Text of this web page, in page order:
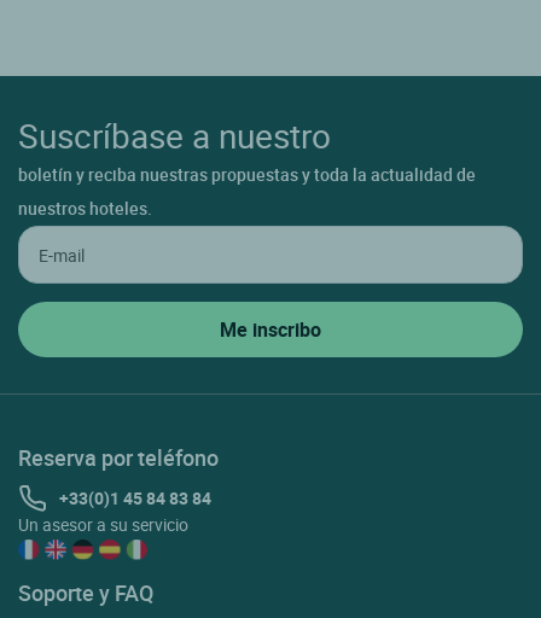
Suscríbase a nuestro
boletín y reciba nuestras propuestas y toda la actualidad de
nuestros hoteles.
Reserva por teléfono
+33(0)1 45 84 83 84
Un asesor a su servicio
Soporte y FAQ